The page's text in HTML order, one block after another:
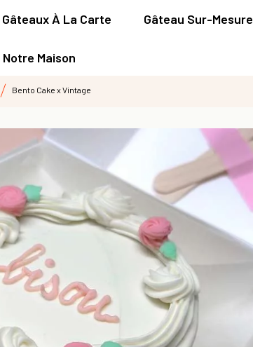
Gâteaux À La Carte Gâteau Sur-Mesure
Notre Maison
Bento Cake x Vintage